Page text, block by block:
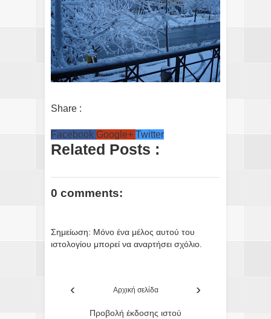
Share :
Facebook Google+ Twitter
Related Posts :
0 comments:
Σημείωση: Μόνο ένα μέλος αυτού του
ιστολογίου μπορεί να αναρτήσει σχόλιο.
‹ ›
Αρχική σελίδα
Προβολή έκδοσης ιστού